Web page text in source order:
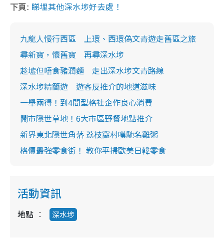
下頁: 睇埋其他深水埗好去處！
九龍人慢行西區 上環、西環偽文青遊走舊區之旅
尋新寶，懷舊寶 再尋深水埗
趁墟但唔食豬潤麵 走出深水埗文青路線
深水埗精簡遊 遊客反推介的地道滋味
一舉兩得！到4間型格社企作良心消費
鬧市隱世草地！6大市區野餐地點推介
新界東北隱世角落 荔枝窩村嘆馳名雞粥
格價最強零食街！ 教你平掃歐美日韓零食
活動資訊
地點 深水埗